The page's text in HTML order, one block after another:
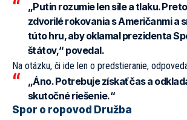
„Putin rozumie len sile a tlaku.
zdvorilé rokovania s Američanmi a
túto hru, aby oklamal prezidenta
štátov,“ povedal.
Na otázku, či ide len o predstieranie,
„Áno. Potrebuje získať čas a
skutočné riešenie.“
Spor o ropovod Družba